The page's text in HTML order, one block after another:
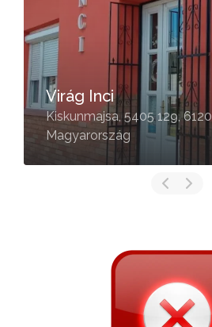
Virág Inci
Kiskunmajsa, 5405 129, 6120
Magyarország